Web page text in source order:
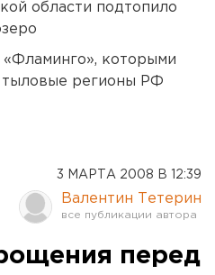
области подтопило
которыми
тыловые регионы РФ
3 МАРТА 2008 В 12:39
Валентин Тетерин
перед